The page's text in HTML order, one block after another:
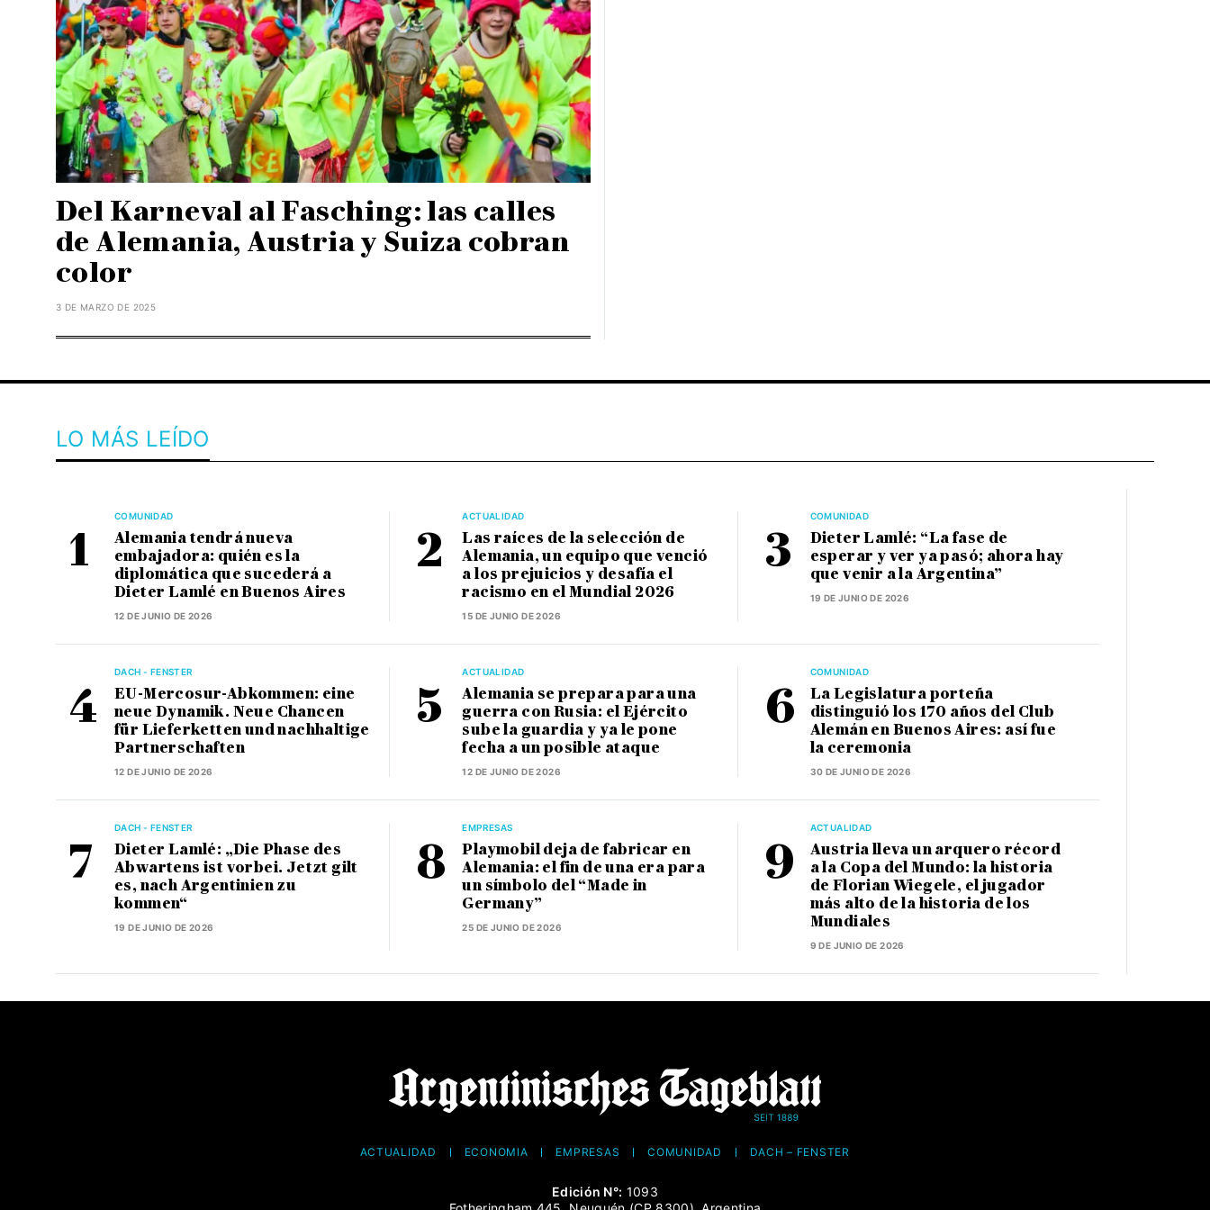
Del Karneval al Fasching: las calles
de Alemania, Austria y Suiza cobran
color
3 DE MARZO DE 2025
LO MÁS LEÍDO
COMUNIDAD
Alemania tendrá nueva
embajadora: quién es la
diplomática que sucederá a
Dieter Lamlé en Buenos Aires
12 DE JUNIO DE 2026
ACTUALIDAD
Las raíces de la selección de
Alemania, un equipo que venció
a los prejuicios y desafía el
racismo en el Mundial 2026
15 DE JUNIO DE 2026
COMUNIDAD
Dieter Lamlé: “La fase de
esperar y ver ya pasó; ahora hay
que venir a la Argentina”
19 DE JUNIO DE 2026
DACH - FENSTER
EU-Mercosur-Abkommen: eine
neue Dynamik. Neue Chancen
für Lieferketten und nachhaltige
Partnerschaften
12 DE JUNIO DE 2026
ACTUALIDAD
Alemania se prepara para una
guerra con Rusia: el Ejército
sube la guardia y ya le pone
fecha a un posible ataque
12 DE JUNIO DE 2026
COMUNIDAD
La Legislatura porteña
distinguió los 170 años del Club
Alemán en Buenos Aires: así fue
la ceremonia
30 DE JUNIO DE 2026
DACH - FENSTER
Dieter Lamlé: „Die Phase des
Abwartens ist vorbei. Jetzt gilt
es, nach Argentinien zu
kommen“
19 DE JUNIO DE 2026
EMPRESAS
Playmobil deja de fabricar en
Alemania: el fin de una era para
un símbolo del “Made in
Germany”
25 DE JUNIO DE 2026
ACTUALIDAD
Austria lleva un arquero récord
a la Copa del Mundo: la historia
de Florian Wiegele, el jugador
más alto de la historia de los
Mundiales
9 DE JUNIO DE 2026
ACTUALIDAD ECONOMÍA EMPRESAS COMUNIDAD DACH – FENSTER
Edición N°: 1093